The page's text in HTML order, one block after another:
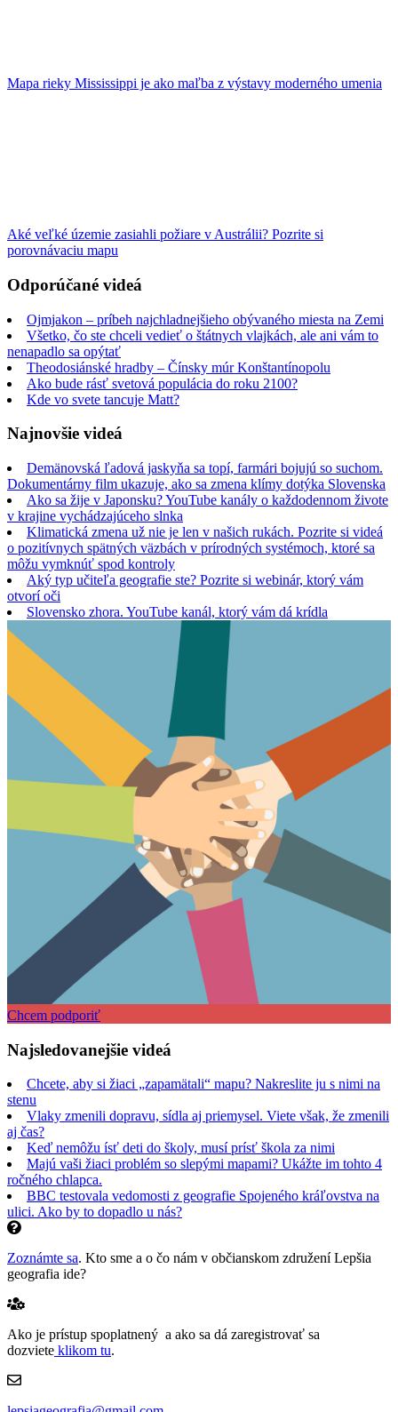
Mapa rieky Mississippi je ako maľba z výstavy moderného umenia
Aké veľké územie zasiahli požiare v Austrálii? Pozrite si
porovnávaciu mapu
Odporúčané videá
Ojmjakon – príbeh najchladnejšieho obývaného miesta na Zemi
Všetko, čo ste chceli vedieť o štátnych vlajkách, ale ani vám to
nenapadlo sa opýtať
Theodosiánské hradby – Čínsky múr Konštantínopolu
Ako bude rásť svetová populácia do roku 2100?
Kde vo svete tancuje Matt?
Najnovšie videá
Demänovská ľadová jaskyňa sa topí, farmári bojujú so suchom.
Dokumentárny film ukazuje, ako sa zmena klímy dotýka Slovenska
Ako sa žije v Japonsku? YouTube kanály o každodennom živote
v krajine vychádzajúceho slnka
Klimatická zmena už nie je len v našich rukách. Pozrite si videá
o pozitívnych spätných väzbách v prírodných systémoch, ktoré sa
môžu vymknúť spod kontroly
Aký typ učiteľa geografie ste? Pozrite si webinár, ktorý vám
otvorí oči
Slovensko zhora. YouTube kanál, ktorý vám dá krídla
Chcem podporiť
Najsledovanejšie videá
Chcete, aby si žiaci „zapamätali“ mapu? Nakreslite ju s nimi na
stenu
Vlaky zmenili dopravu, sídla aj priemysel. Viete však, že zmenili
aj čas?
Keď nemôžu ísť deti do školy, musí prísť škola za nimi
Majú vaši žiaci problém so slepými mapami? Ukážte im tohto 4
ročného chlapca.
BBC testovala vedomosti z geografie Spojeného kráľovstva na
ulici. Ako by to dopadlo u nás?
Zoznámte sa. Kto sme a o čo nám v občianskom združení Lepšia
geografia ide?
Ako je prístup spoplatnený a ako sa dá zaregistrovať sa
dozviete klikom tu.